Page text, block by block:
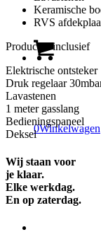
0Winkelwagen
Keramische
RVS
Product is inclusief
Elektrische ontsteker
Druk regelaar
Lavastenen
1 meter gasslang
Bedieningspaneel
Deksel
Wij staan voor
je klaar.
Elke werkdag.
En op zaterdag.